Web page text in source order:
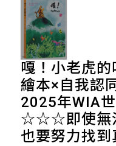
嘎！小老虎
繪本×自我
2025年WIA
☆☆☆即使無
也要努力找到